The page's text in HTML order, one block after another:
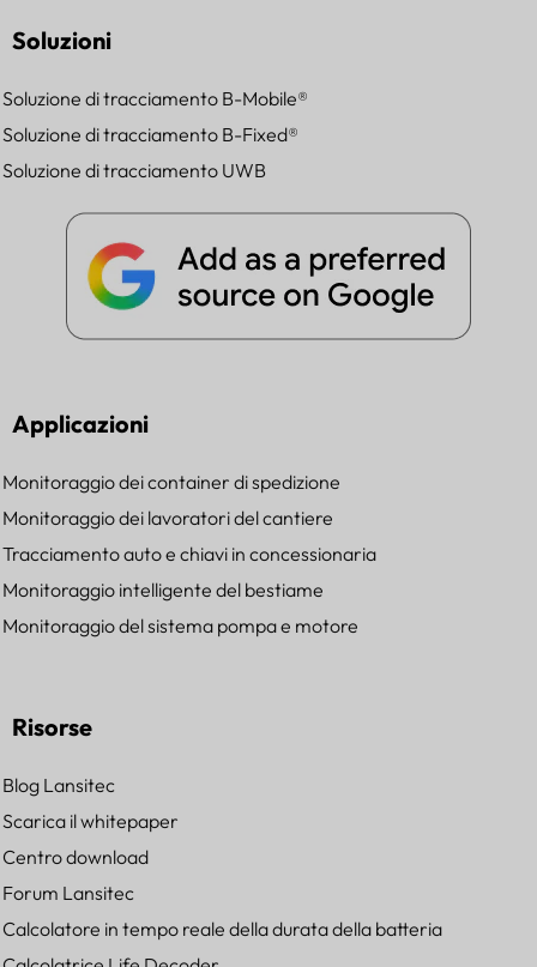
Soluzioni
Soluzione di tracciamento B-Mobile®
Soluzione di tracciamento B-Fixed®
Soluzione di tracciamento UWB
Applicazioni
Monitoraggio dei container di spedizione
Monitoraggio dei lavoratori del cantiere
Tracciamento auto e chiavi in concessionaria
Monitoraggio intelligente del bestiame
Monitoraggio del sistema pompa e motore
Risorse
Blog Lansitec
Scarica il whitepaper
Centro download
Forum Lansitec
Calcolatore in tempo reale della durata della batteria